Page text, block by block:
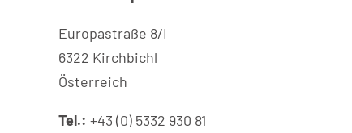
Europastraße 8/I
6322 Kirchbichl
Österreich
Tel.: +43 (0) 5332 930 81